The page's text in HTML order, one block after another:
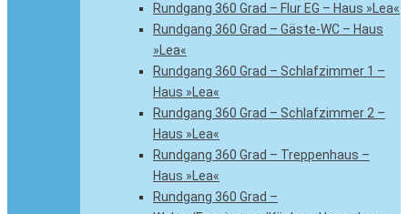
Rundgang 360 Grad – Flur EG – Haus »Lea«
Rundgang 360 Grad – Gäste-WC – Haus
»Lea«
Rundgang 360 Grad – Schlafzimmer 1 –
Haus »Lea«
Rundgang 360 Grad – Schlafzimmer 2 –
Haus »Lea«
Rundgang 360 Grad – Treppenhaus –
Haus »Lea«
Rundgang 360 Grad –